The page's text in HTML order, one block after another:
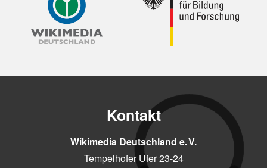
Kontakt
Wikimedia Deutschland e. V.
Tempelhofer Ufer 23-24